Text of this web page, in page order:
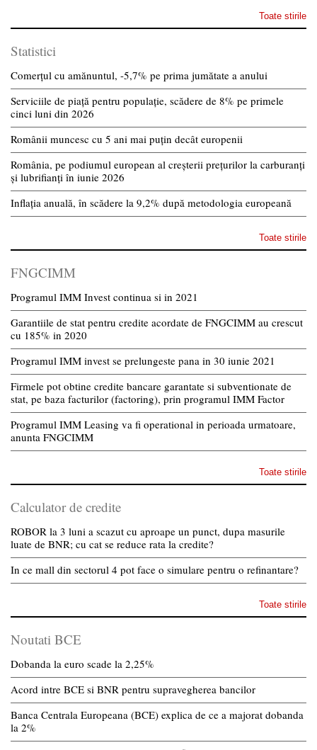
Toate stirile
Statistici
Comerțul cu amănuntul, -5,7% pe prima jumătate a anului
Serviciile de piață pentru populație, scădere de 8% pe primele
cinci luni din 2026
Românii muncesc cu 5 ani mai puțin decât europenii
România, pe podiumul european al creșterii prețurilor la carburanți
și lubrifianți în iunie 2026
Inflația anuală, în scădere la 9,2% după metodologia europeană
Toate stirile
FNGCIMM
Programul IMM Invest continua si in 2021
Garantiile de stat pentru credite acordate de FNGCIMM au crescut
cu 185% in 2020
Programul IMM invest se prelungeste pana in 30 iunie 2021
Firmele pot obtine credite bancare garantate si subventionate de
stat, pe baza facturilor (factoring), prin programul IMM Factor
Programul IMM Leasing va fi operational in perioada urmatoare,
anunta FNGCIMM
Toate stirile
Calculator de credite
ROBOR la 3 luni a scazut cu aproape un punct, dupa masurile
luate de BNR; cu cat se reduce rata la credite?
In ce mall din sectorul 4 pot face o simulare pentru o refinantare?
Toate stirile
Noutati BCE
Dobanda la euro scade la 2,25%
Acord intre BCE si BNR pentru supravegherea bancilor
Banca Centrala Europeana (BCE) explica de ce a majorat dobanda
la 2%